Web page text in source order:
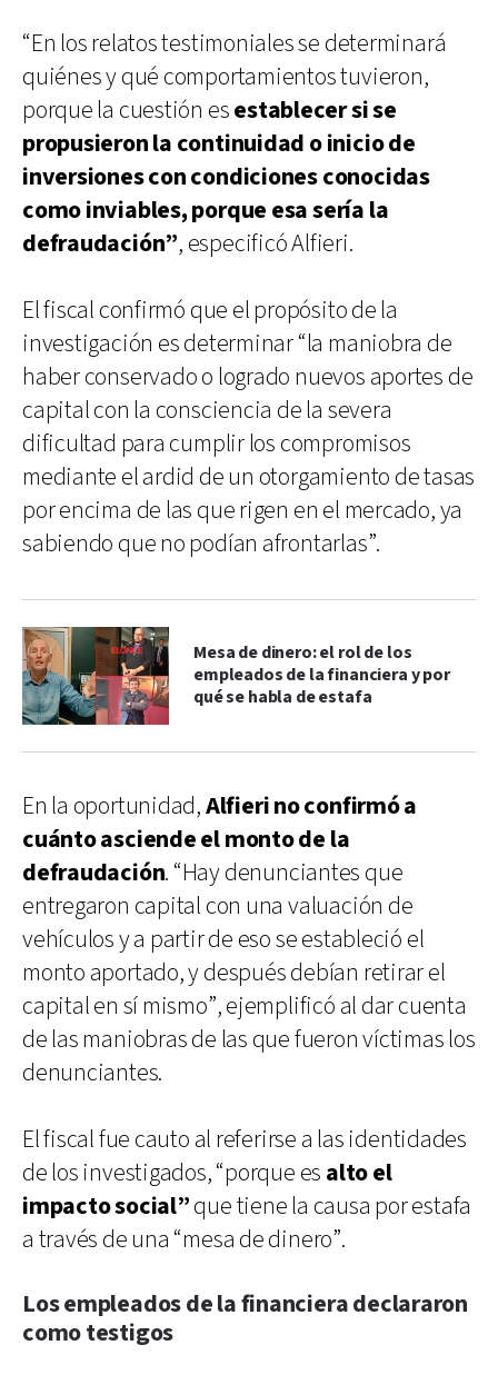
“En los relatos testimoniales se determinará
quiénes y qué comportamientos tuvieron,
porque la cuestión esestablecer si se
propusieron la continuidad o inicio de
inversiones con condiciones conocidas
como inviables, porque esa sería la
defraudación”, especificó Alfieri.
El fiscal confirmó que el propósito de la
investigación es determinar “la maniobra de
haber conservado o logrado nuevos aportes de
capital con la consciencia de la severa
dificultad para cumplir los compromisos
mediante el ardid de un otorgamiento de tasas
por encima de las que rigen en el mercado, ya
sabiendo que no podían afrontarlas”.
Mesa de dinero: el rol de los
empleados de la financiera y por
qué se habla de estafa
En la oportunidad,Alfieri no confirmó a
cuánto asciende el monto de la
defraudación. “Hay denunciantes que
entregaron capital con una valuación de
vehículos y a partir de eso se estableció el
monto aportado, y después debían retirar el
capital en sí mismo”, ejemplificó al dar cuenta
de las maniobras de las que fueron víctimas los
denunciantes.
El fiscal fue cauto al referirse a las identidades
de los investigados, “porque es alto el
impacto social”que tiene la causa por estafa
a través de una “mesa de dinero”.
Los empleados de la financiera declararon
como testigos